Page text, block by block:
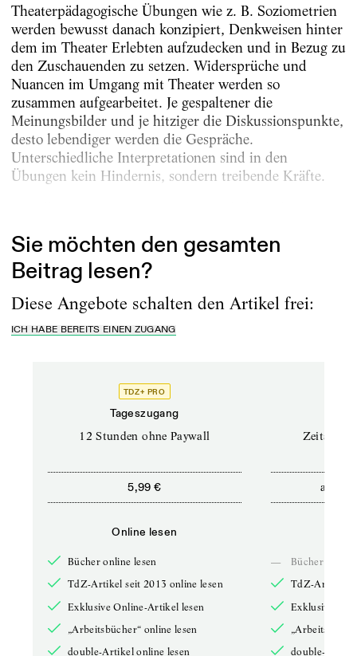
Theaterpädagogische Übungen wie z. B. Soziometrien
werden bewusst danach konzipiert, Denkweisen hinter
dem im Theater Erlebten aufzudecken und in Bezug zu
den Zuschauenden zu setzen. Widersprüche und
Nuancen im Umgang mit Theater werden so
zusammen aufgearbeitet. Je gespaltener die
Meinungsbilder und je hitziger die Diskussionspunkte,
desto lebendiger werden die Gespräche.
Unterschiedliche Interpretationen sind in den
Übungen kein Hindernis, sondern treibende Kräfte.
Sie möchten den gesamten
Beitrag lesen?
Diese Angebote schalten den Artikel frei:
ICH HABE BEREITS EINEN ZUGANG
TDZ+ PRO
Tageszugang
12 Stunden ohne Paywall
5,99 €
Online lesen
Bücher online lesen
TdZ-Artikel seit 2013 online lesen
Exklusive Online-Artikel lesen
„Arbeitsbücher“ online lesen
double-Artikel online lesen
ab
—
Bücher online
TdZ-Artikel
Exklusive
double-